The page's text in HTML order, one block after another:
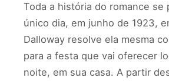
Toda a história do romance se
único dia, em junho de 1923,
Dalloway resolve ela mesma
para a festa que vai oferecer
noite, em sua casa. A partir